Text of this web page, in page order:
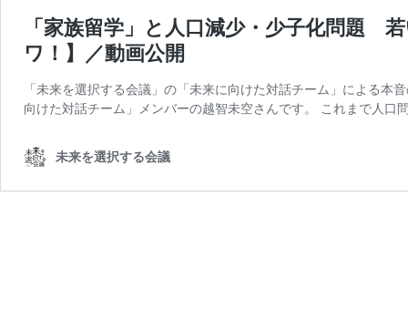
「家族留学」と人口減少・少子化問題
ワ！】／動画公開
「未来を選択する会議」の「未来に向けた対話チーム」による
向けた対話チーム」メンバーの越智未空さんです。 これまで人
未来を選択する会議